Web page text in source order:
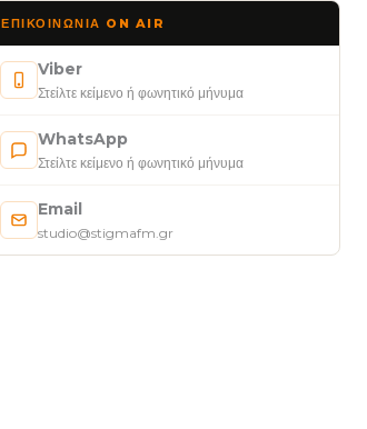
ΕΠΙΚΟΙΝΩΝΊΑ ON AIR
Viber
Στείλτε κείμενο ή φωνητικό μήνυμα
WhatsApp
Στείλτε κείμενο ή φωνητικό μήνυμα
Email
studio@stigmafm.gr